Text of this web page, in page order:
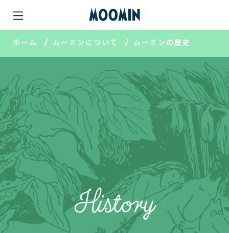
ホーム ムーミンについて ムーミンの歴史
History